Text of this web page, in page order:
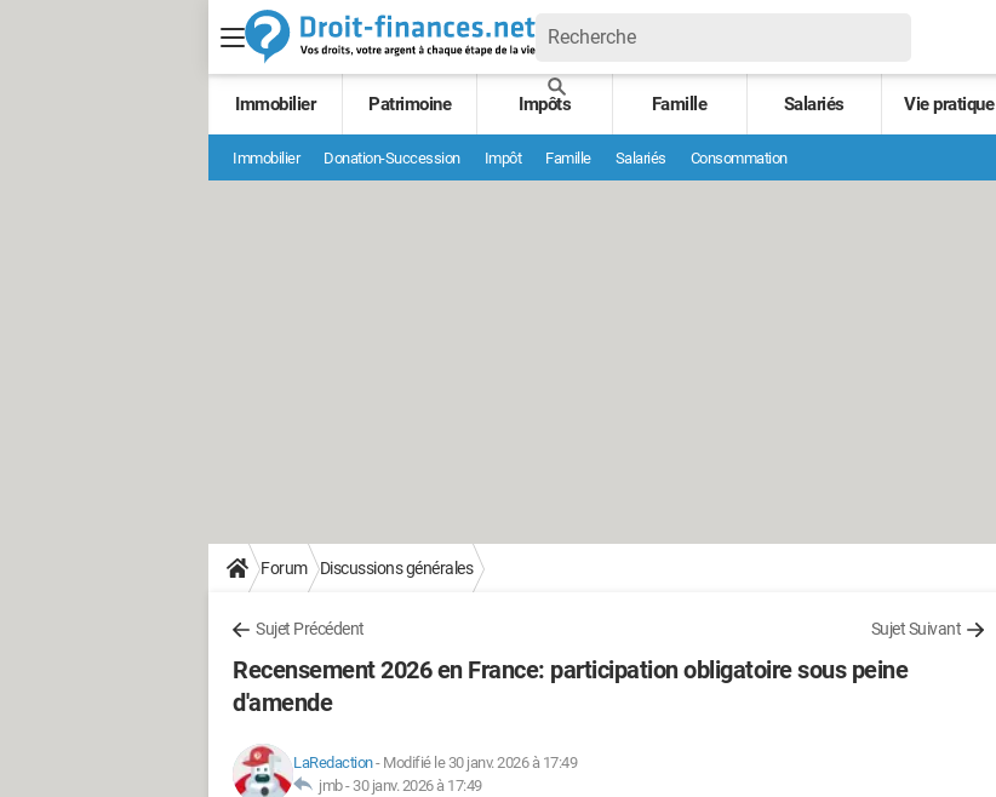
Immobilier Patrimoine Impôts Famille Salariés Vie pratique
Immobilier Donation-Succession Impôt Famille Salariés Consommation
Forum Discussions générales
Sujet Précédent Sujet Suivant
Recensement 2026 en France: participation obligatoire sous peine
d'amende
LaRedaction- Modifié le 30 janv. 2026 à 17:49
jmb - 30 janv. 2026 à 17:49